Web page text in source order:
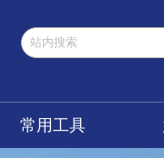
常用工具